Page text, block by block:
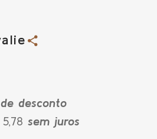
desconto
sem juros